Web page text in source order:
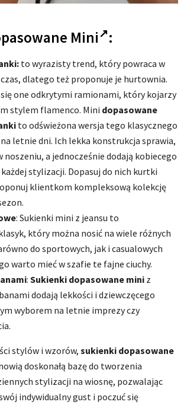
Mini :
to wyrazisty trend, który powraca w
dlatego też proponuje je hurtownia.
one odkrytymi ramionami, który kojarzy
stylem flamenco. Mini dopasowane
to odświeżona wersja tego klasycznego
letnie dni. Ich lekka konstrukcja sprawia,
noszeniu, a jednocześnie dodają kobiecego
stylizacji. Dopasuj do nich kurtki
klientkom kompleksową kolekcję
: Sukienki mini z jeansu to
który można nosić na wiele różnych
do sportowych, jak i casualowych
warto mieć w szafie te fajne ciuchy.
: Sukienki dopasowane mini z
dodają lekkości i dziewczęcego
wyborem na letnie imprezy czy
stylów i wzorów, sukienki dopasowane
doskonałą bazę do tworzenia
stylizacji na wiosnę, pozwalając
indywidualny gust i poczuć się